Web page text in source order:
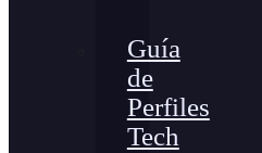
Guía
de
Perfiles
Tech